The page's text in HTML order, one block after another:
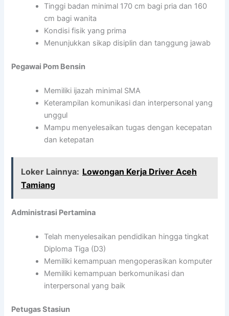
Tinggi badan minimal 170 cm bagi pria dan 160
cm bagi wanita
Kondisi fisik yang prima
Menunjukkan sikap disiplin dan tanggung jawab
Pegawai Pom Bensin
Memiliki ijazah minimal SMA
Keterampilan komunikasi dan interpersonal yang
unggul
Mampu menyelesaikan tugas dengan kecepatan
dan ketepatan
Loker Lainnya: Lowongan Kerja Driver Aceh
Tamiang
Administrasi Pertamina
Telah menyelesaikan pendidikan hingga tingkat
Diploma Tiga (D3)
Memiliki kemampuan mengoperasikan komputer
Memiliki kemampuan berkomunikasi dan
interpersonal yang baik
Petugas Stasiun